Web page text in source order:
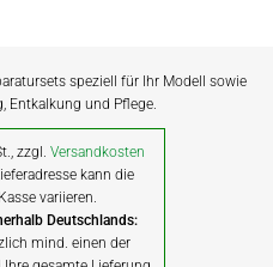
speziell für Ihr Modell sowie
Entkalkung und Pflege.
zzgl.Versandkosten
kann die
variieren.
Deutschlands:
mind. einen der